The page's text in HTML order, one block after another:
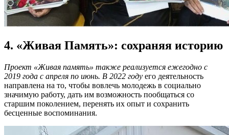
4. «Живая Память»: сохраняя историю
Проект «Живая память» также реализуется ежегодно с
2019 года с апреля по июнь. В 2022 году его деятельность
направлена на то, чтобы вовлечь молодежь в социально
значимую работу, дать им возможность пообщаться со
старшим поколением, перенять их опыт и сохранить
бесценные воспоминания.